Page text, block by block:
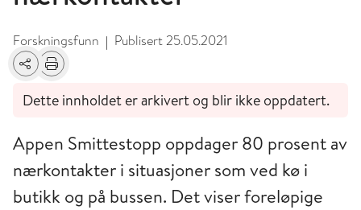
Forskningsfunn | Publisert25.05.2021
Del Skriv ut
Dette innholdet er arkivert og blir ikke oppdatert.
Appen Smittestopp oppdager 80 prosent av
nærkontakter i situasjoner som ved kø i
butikk og på bussen. Det viser foreløpige